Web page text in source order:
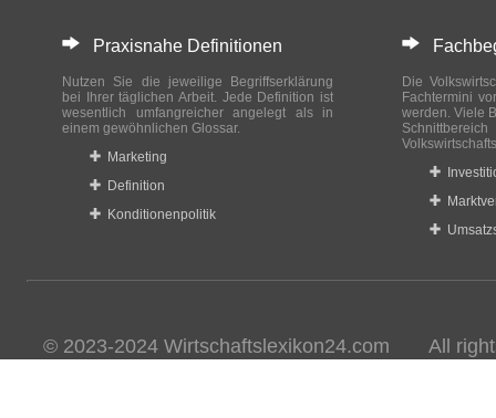
Praxisnahe Definitionen
Nutzen Sie die jeweilige Begriffserklärung
bei Ihrer täglichen Arbeit. Jede Definition ist
wesentlich umfangreicher angelegt als in
einem gewöhnlichen Glossar.
Marketing
Definition
Konditionenpolitik
Die
Fachtermini
werden. Viele
© 2023-2024 Wirtschaftslexikon24.com All